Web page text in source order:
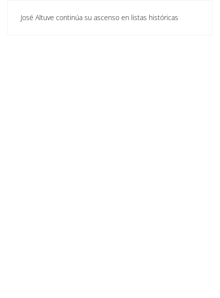
José Altuve continúa su ascenso en listas históricas